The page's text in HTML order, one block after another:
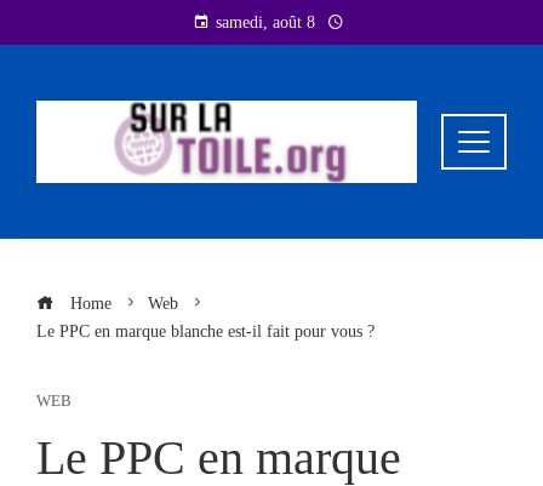
to
samedi, août 8
Home
Web
Le PPC en marque blanche est-il fait pour vous ?
WEB
Le PPC en marque